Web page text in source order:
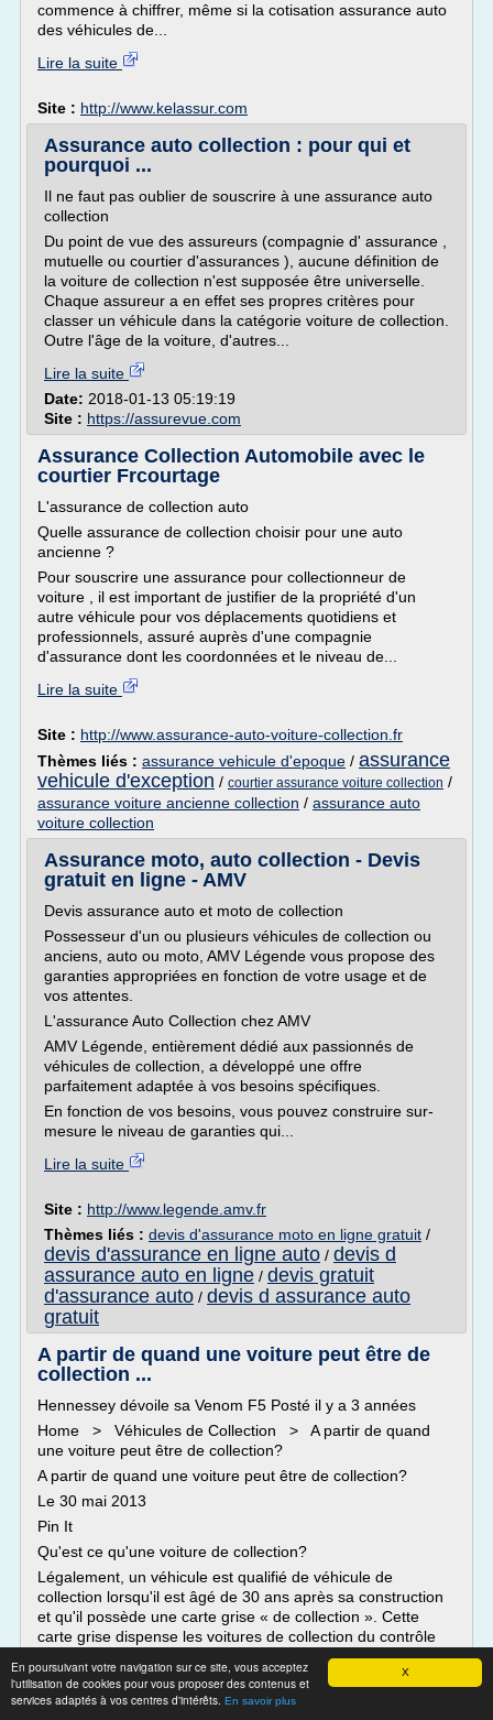
X
En poursuivant votre navigation sur ce site, vous acceptez
l'utilisation de cookies pour vous proposer des contenus et
services adaptés à vos centres d'intérêts. En savoir plus
commence à chiffrer, même si la cotisation assurance auto
des véhicules de...
Lire la suite
Site : http://www.kelassur.com
Assurance auto collection : pour qui et
pourquoi ...
Il ne faut pas oublier de souscrire à une assurance auto
collection
Du point de vue des assureurs (compagnie d' assurance ,
mutuelle ou courtier d'assurances ), aucune définition de
la voiture de collection n'est supposée être universelle.
Chaque assureur a en effet ses propres critères pour
classer un véhicule dans la catégorie voiture de collection.
Outre l'âge de la voiture, d'autres...
Lire la suite
Date: 2018-01-13 05:19:19
Site : https://assurevue.com
Assurance Collection Automobile avec le
courtier Frcourtage
L'assurance de collection auto
Quelle assurance de collection choisir pour une auto
ancienne ?
Pour souscrire une assurance pour collectionneur de
voiture , il est important de justifier de la propriété d'un
autre véhicule pour vos déplacements quotidiens et
professionnels, assuré auprès d'une compagnie
d'assurance dont les coordonnées et le niveau de...
Lire la suite
Site : http://www.assurance-auto-voiture-collection.fr
Thèmes liés : assurance vehicule d'epoque / assurance
vehicule d'exception / courtier assurance voiture collection /
assurance voiture ancienne collection / assurance auto
voiture collection
Assurance moto, auto collection - Devis
gratuit en ligne - AMV
Devis assurance auto et moto de collection
Possesseur d'un ou plusieurs véhicules de collection ou
anciens, auto ou moto, AMV Légende vous propose des
garanties appropriées en fonction de votre usage et de
vos attentes.
L'assurance Auto Collection chez AMV
AMV Légende, entièrement dédié aux passionnés de
véhicules de collection, a développé une offre
parfaitement adaptée à vos besoins spécifiques.
En fonction de vos besoins, vous pouvez construire sur-
mesure le niveau de garanties qui...
Lire la suite
Site : http://www.legende.amv.fr
Thèmes liés : devis d'assurance moto en ligne gratuit /
devis d'assurance en ligne auto / devis d
assurance auto en ligne / devis gratuit
d'assurance auto / devis d assurance auto
gratuit
A partir de quand une voiture peut être de
collection ...
Hennessey dévoile sa Venom F5 Posté il y a 3 années
Home > Véhicules de Collection > A partir de quand
une voiture peut être de collection?
A partir de quand une voiture peut être de collection?
Le 30 mai 2013
Pin It
Qu'est ce qu'une voiture de collection?
Légalement, un véhicule est qualifié de véhicule de
collection lorsqu'il est âgé de 30 ans après sa construction
et qu'il possède une carte grise « de collection ». Cette
carte grise dispense les voitures de collection du contrôle
Cependant pour une assurance...